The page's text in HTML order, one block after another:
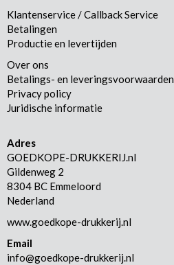
Klantenservice / Callback Service
Betalingen
Productie en levertijden
Over ons
Betalings- en leveringsvoorwaarden
Privacy policy
Juridische informatie
Adres
GOEDKOPE-DRUKKERIJ.nl
Gildenweg 2
8304 BC Emmeloord
Nederland
www.goedkope-drukkerij.nl
Email
info@goedkope-drukkerij.nl